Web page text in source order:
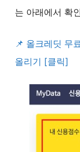
는 아래에서 확
올크레딧 무
올리기 [클릭]